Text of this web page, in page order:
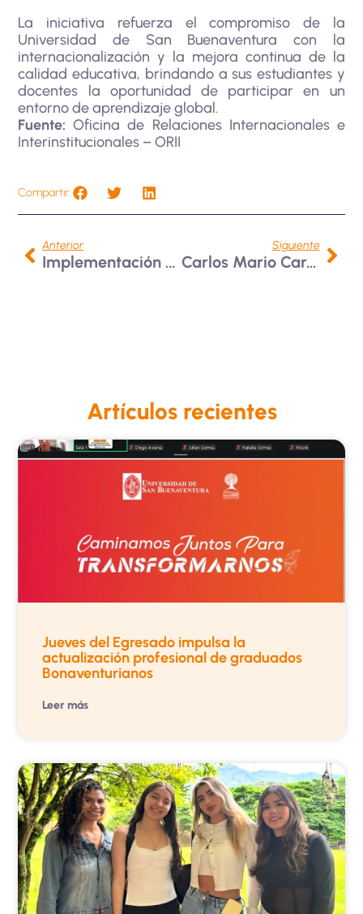
La iniciativa refuerza el compromiso de la
Universidad de San Buenaventura con la
internacionalización y la mejora continua de la
calidad educativa, brindando a sus estudiantes y
docentes la oportunidad de participar en un
entorno de aprendizaje global.
Fuente: Oficina de Relaciones Internacionales e
Interinstitucionales – ORII
Compartir:
Anterior
Implementación De Mesa De Ayuda En La Unidad De Espacios Físicos
Siguiente
Carlos Mario Cardona Ramírez: Un Legado De Servicio
Artículos recientes
Jueves del Egresado impulsa la
actualización profesional de graduados
Bonaventurianos
Leer más